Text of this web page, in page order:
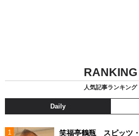
RANKING
人気記事ランキング
Daily
笑福亭鶴瓶 スピッツ